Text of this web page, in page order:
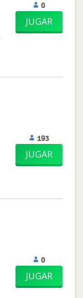
0
JUGAR
193
JUGAR
0
JUGAR